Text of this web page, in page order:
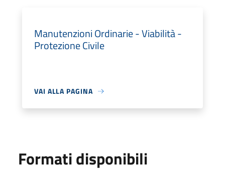
Manutenzioni Ordinarie - Viabilità -
Protezione Civile
VAI ALLA PAGINA
Formati disponibili